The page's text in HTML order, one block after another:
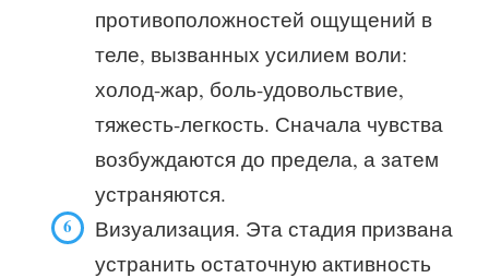
противоположностей ощущений в
теле, вызванных усилием воли:
холод-жар, боль-удовольствие,
тяжесть-легкость. Сначала чувства
возбуждаются до предела, а затем
устраняются.
Визуализация. Эта стадия призвана
устранить остаточную активность